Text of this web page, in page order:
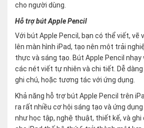
cho người dùng.
Hỗ trợ bút Apple Pencil
Với bút Apple Pencil, bạn có thể viết, vẽ
lên màn hình iPad, tạo nên một trải
thực và sáng tạo. Bút Apple Pencil nhạy
các nét viết tự nhiên và chi tiết. Dễ
ghi chú, hoặc tương tác với ứng dụng.
Khả năng hỗ trợ bút Apple Pencil trên
ra rất nhiều cơ hội sáng tạo và ứng
như học tập, nghệ thuật, thiết kế, và ghi